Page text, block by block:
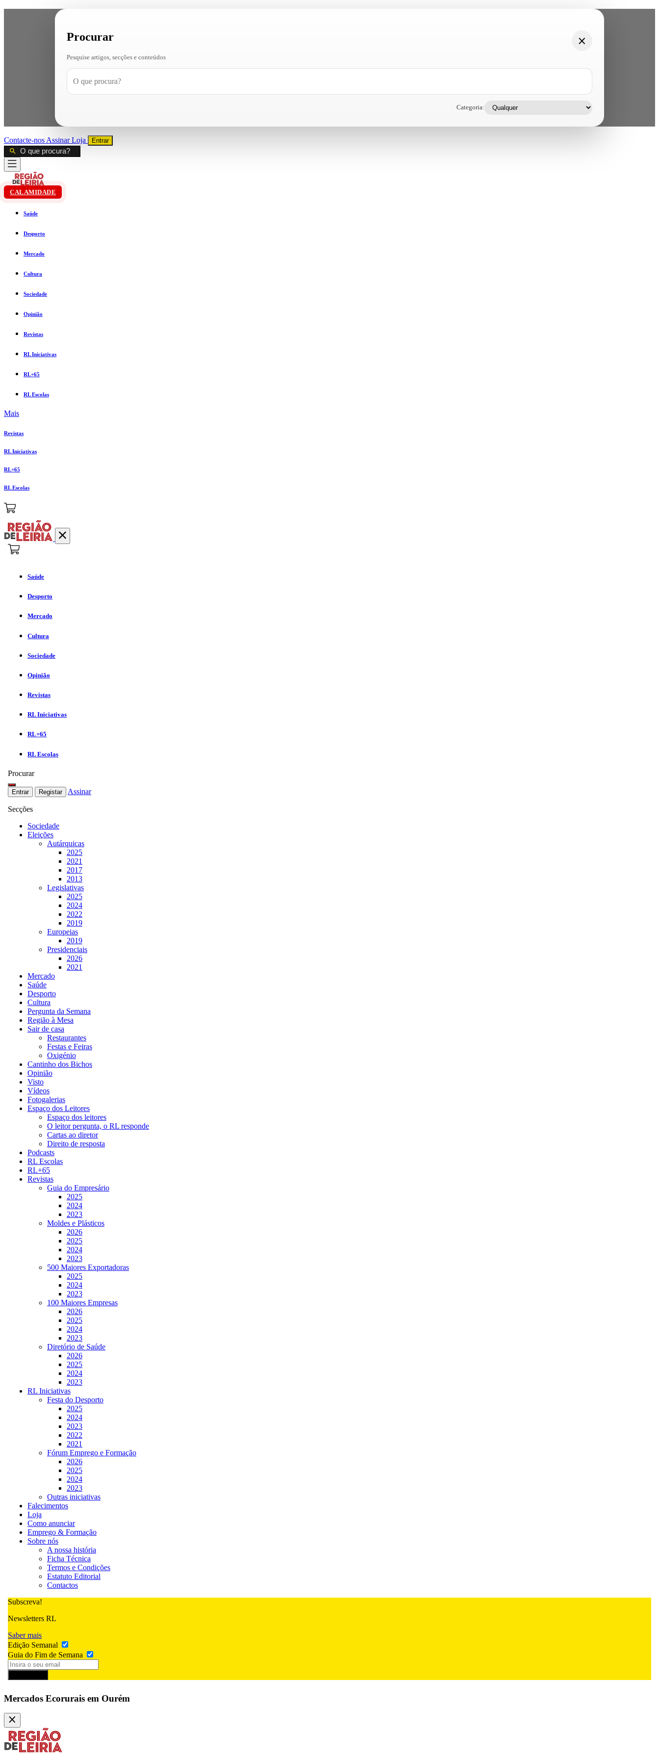
Procurar
Pesquise artigos, secções e conteúdos
Categoria:
Contacte-nos AssinarLoja Entrar
CALAMIDADE
Saúde
Desporto
Mercado
Cultura
Sociedade
Opinião
Revistas
RL Iniciativas
RL+65
RL Escolas
Mais
Revistas
RL Iniciativas
RL+65
RL Escolas
Saúde
Desporto
Mercado
Cultura
Sociedade
Opinião
Revistas
RL Iniciativas
RL+65
RL Escolas
Procurar
Entrar Registar Assinar
Secções
Sociedade
Eleições
Autárquicas
2025
2021
2017
2013
Legislativas
2025
2024
2022
2019
Europeias
2019
Presidenciais
2026
2021
Mercado
Saúde
Desporto
Cultura
Pergunta da Semana
Região à Mesa
Sair de casa
Restaurantes
Festas e Feiras
Oxigénio
Cantinho dos Bichos
Opinião
Visto
Vídeos
Fotogalerias
Espaço dos Leitores
Espaço dos leitores
O leitor pergunta, o RL responde
Cartas ao diretor
Direito de resposta
Podcasts
RL Escolas
RL+65
Revistas
Guia do Empresário
2025
2024
2023
Moldes e Plásticos
2026
2025
2024
2023
500 Maiores Exportadoras
2025
2024
2023
100 Maiores Empresas
2026
2025
2024
2023
Diretório de Saúde
2026
2025
2024
2023
RL Iniciativas
Festa do Desporto
2025
2024
2023
2022
2021
Fórum Emprego e Formação
2026
2025
2024
2023
Outras iniciativas
Falecimentos
Loja
Como anunciar
Emprego & Formação
Sobre nós
A nossa história
Ficha Técnica
Termos e Condições
Estatuto Editorial
Contactos
Subscreva!
Newsletters RL
Saber mais
Edição Semanal
Guia do Fim de Semana
Mercados Ecorurais em Ourém